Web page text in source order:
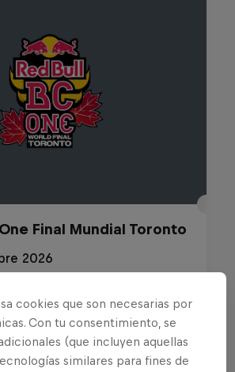
Final Mundial Toronto
2026
cookies que son necesarias por
Con tu consentimiento, se
(que incluyen aquellas
similares para fines de